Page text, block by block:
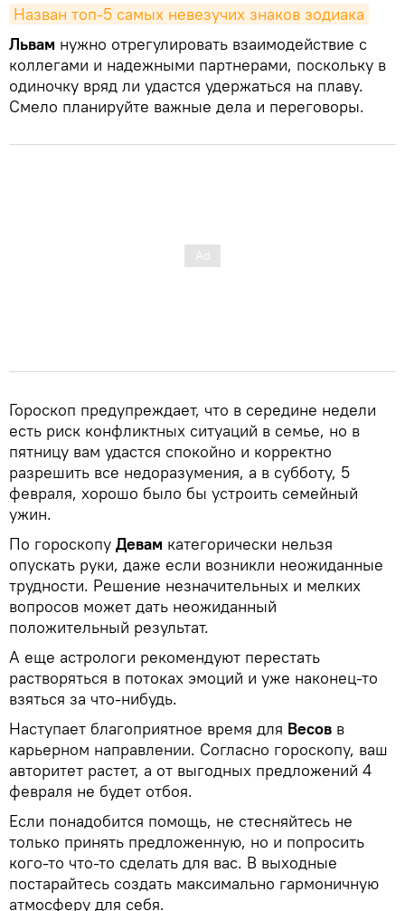
Назван топ-5 самых невезучих знаков зодиака
Львам нужно отрегулировать взаимодействие с
коллегами и надежными партнерами, поскольку в
одиночку вряд ли удастся удержаться на плаву.
Смело планируйте важные дела и переговоры.
Гороскоп предупреждает, что в середине недели
есть риск конфликтных ситуаций в семье, но в
пятницу вам удастся спокойно и корректно
разрешить все недоразумения, а в субботу, 5
февраля, хорошо было бы устроить семейный
ужин.
По гороскопу Девам категорически нельзя
опускать руки, даже если возникли неожиданные
трудности. Решение незначительных и мелких
вопросов может дать неожиданный
положительный результат.
А еще астрологи рекомендуют перестать
растворяться в потоках эмоций и уже наконец-то
взяться за что-нибудь.
Наступает благоприятное время для Весов в
карьерном направлении. Согласно гороскопу, ваш
авторитет растет, а от выгодных предложений 4
февраля не будет отбоя.
Если понадобится помощь, не стесняйтесь не
только принять предложенную, но и попросить
кого-то что-то сделать для вас. В выходные
постарайтесь создать максимально гармоничную
атмосферу для себя.